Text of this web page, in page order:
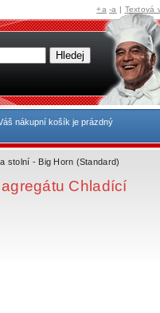
nákupní košík je prázdný
stolní - Big Horn (Standard)
Chladící
+a -a | Textová